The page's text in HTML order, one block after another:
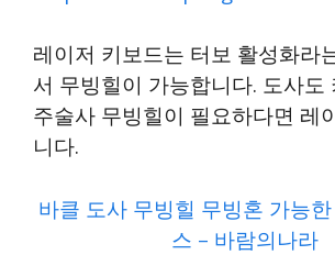
레이저 키보드는 터보 활성화라
서 무빙힐이 가능합니다. 도사도
주술사 무빙힐이 필요하다면 레
니다.
바클 도사 무빙힐 무빙혼 가능
스 – 바람의나라